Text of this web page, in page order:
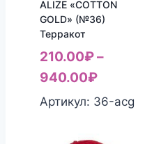
ALIZE «COTTON
GOLD» (№36)
Терракот
210.00₽–
940.00₽
Артикул: 36-acg